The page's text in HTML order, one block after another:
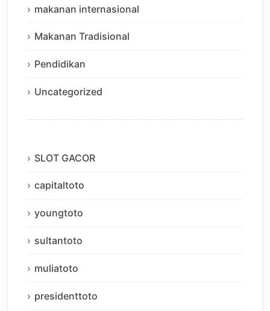
makanan internasional
Makanan Tradisional
Pendidikan
Uncategorized
SLOT GACOR
capitaltoto
youngtoto
sultantoto
muliatoto
presidenttoto